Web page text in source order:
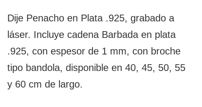
Dije Penacho en Plata .925, grabado a
láser. Incluye cadena Barbada en plata
.925, con espesor de 1 mm, con broche
tipo bandola, disponible en 40, 45, 50, 55
y 60 cm de largo.